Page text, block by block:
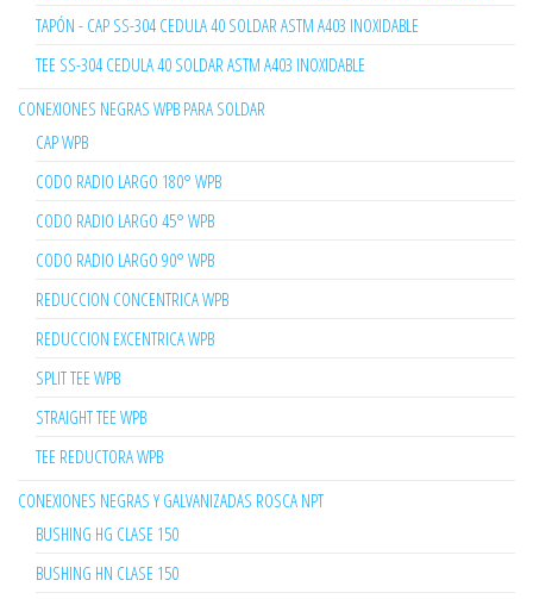
TAPÓN - CAP SS-304 CEDULA 40 SOLDAR ASTM A403 INOXIDABLE
TEE SS-304 CEDULA 40 SOLDAR ASTM A403 INOXIDABLE
CONEXIONES NEGRAS WPB PARA SOLDAR
CAP WPB
CODO RADIO LARGO 180° WPB
CODO RADIO LARGO 45° WPB
CODO RADIO LARGO 90° WPB
REDUCCION CONCENTRICA WPB
REDUCCION EXCENTRICA WPB
SPLIT TEE WPB
STRAIGHT TEE WPB
TEE REDUCTORA WPB
CONEXIONES NEGRAS Y GALVANIZADAS ROSCA NPT
BUSHING HG CLASE 150
BUSHING HN CLASE 150